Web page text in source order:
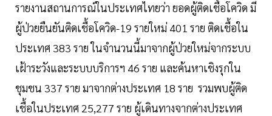
รายงานสถานการณ์ในประเทศไทยว่า ยอดผู้ติดเชื้อโควิด มี
ผู้ป่วยยืนยันติดเชื้อโควิด-19 รายใหม่ 401 ราย ติดเชื้อใน
ประเทศ 383 ราย ในจำนวนนี้มาจากผู้ป่วยใหม่จากระบบ
เฝ้าระวังและระบบบริการฯ 46 ราย และค้นหาเชิงรุกใน
ชุมชน 337 ราย มาจากต่างประเทศ 18 ราย รวมพบผู้ติด
เชื้อในประเทศ 25,277 ราย ผู้เดินทางจากต่างประเทศ